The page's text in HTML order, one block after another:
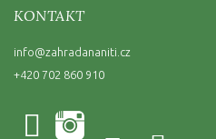
KONTAKT
info@zahradananiti.cz
+420 702 860 910